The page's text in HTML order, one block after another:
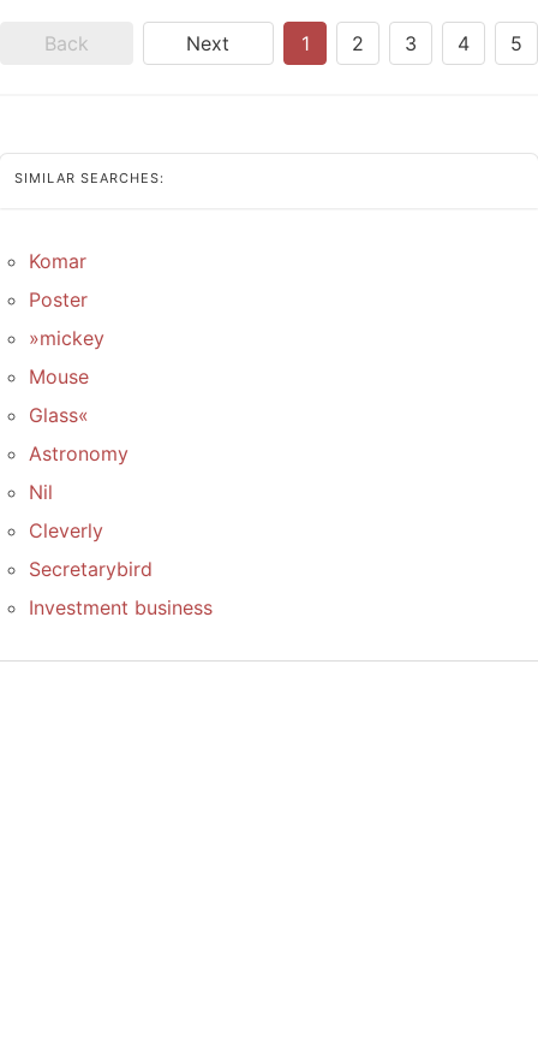
Back Next 1 2 3 4 5
SIMILAR SEARCHES:
Komar
Poster
»mickey
Mouse
Glass«
Astronomy
Nil
Cleverly
Secretarybird
Investment business